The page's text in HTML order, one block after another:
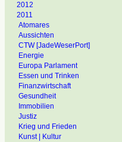
2012
2011
Atomares
Aussichten
CTW [JadeWeserPort]
Energie
Europa Parlament
Essen und Trinken
Finanzwirtschaft
Gesundheit
Immobilien
Justiz
Krieg und Frieden
Kunst | Kultur